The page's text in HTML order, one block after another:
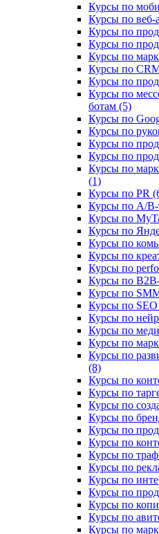
Курсы по
Курсы по веб-
Курсы по
Курсы по
Курсы по
Курсы по
Курсы по
Курсы по
ботам (5)
Курсы по
Курсы по
Курсы по
Курсы по
Курсы по
(1)
Курсы по PR
Курсы по A/B-
Курсы по
Курсы по
Курсы по
Курсы по
Курсы по
Курсы по
Курсы по
Курсы по
Курсы по
Курсы по
Курсы по
Курсы по
(8)
Курсы по
Курсы по
Курсы по
Курсы по
Курсы по
Курсы по
Курсы по
Курсы по
Курсы по
Курсы по
Курсы по
Курсы по
Курсы по